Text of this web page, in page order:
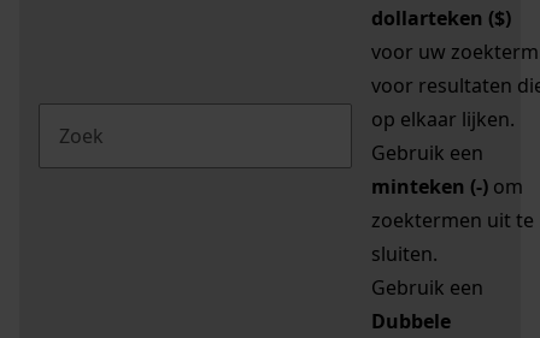
dollarteken ($)
voor uw zoekterm
voor resultaten
op elkaar lijken.
Gebruik een
minteken (-) om
zoektermen uit te
sluiten.
Gebruik een
Dubbele